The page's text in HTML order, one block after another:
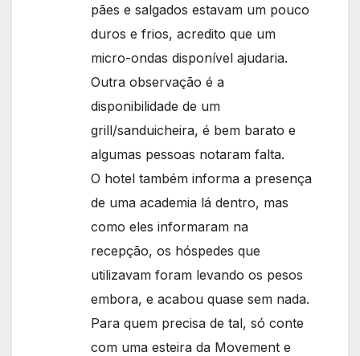
pães e salgados estavam um pouco
duros e frios, acredito que um
micro-ondas disponível ajudaria.
Outra observação é a
disponibilidade de um
grill/sanduicheira, é bem barato e
algumas pessoas notaram falta.
O hotel também informa a presença
de uma academia lá dentro, mas
como eles informaram na
recepção, os hóspedes que
utilizavam foram levando os pesos
embora, e acabou quase sem nada.
Para quem precisa de tal, só conte
com uma esteira da Movement e